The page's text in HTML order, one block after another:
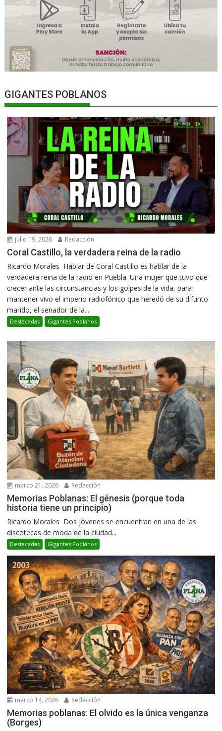
GIGANTES POBLANOS
julio 19, 2026 Redacción
Coral Castillo, la verdadera reina de la radio
Ricardo Morales Hablar de Coral Castillo es hablar de la
verdadera reina de la radio en Puebla. Una mujer que tuvo que
crecer ante las circunstancias y los golpes de la vida, para
mantener vivo el imperio radiofónico que heredó de su difunto
marido, el senador de la...
Destacadas Gigantes Poblanos
marzo 21, 2026 Redacción
Memorias Poblanas: El génesis (porque toda
historia tiene un principio)
Ricardo Morales Dos jóvenes se encuentran en una de las
discotecas de moda de la ciudad...
Destacadas Gigantes Poblanos
marzo 14, 2026 Redacción
Memorias poblanas: El olvido es la única venganza
(Borges)